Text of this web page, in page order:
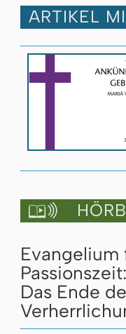
ARTIKEL

Passionszeit:
Das Ende